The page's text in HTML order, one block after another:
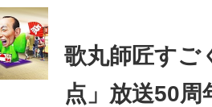
ネスと働き方のヒント
ンジニア向け専門サイト 企業向けIT製
歌丸師匠す
点」放送50周